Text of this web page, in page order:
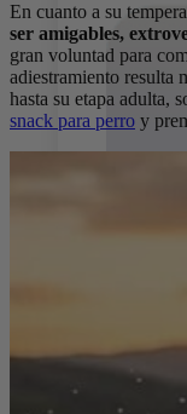
En cuanto a su
ser amigables,
gran voluntad para
adiestramiento resulta
hasta su etapa adulta,
snack para perro y